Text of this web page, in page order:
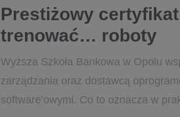
Prestiżowy
trenować… roboty
Wyższa Szkoła Bankowa w Opolu
zarządzania oraz dostawcą
software’owymi. Co to oznacza w